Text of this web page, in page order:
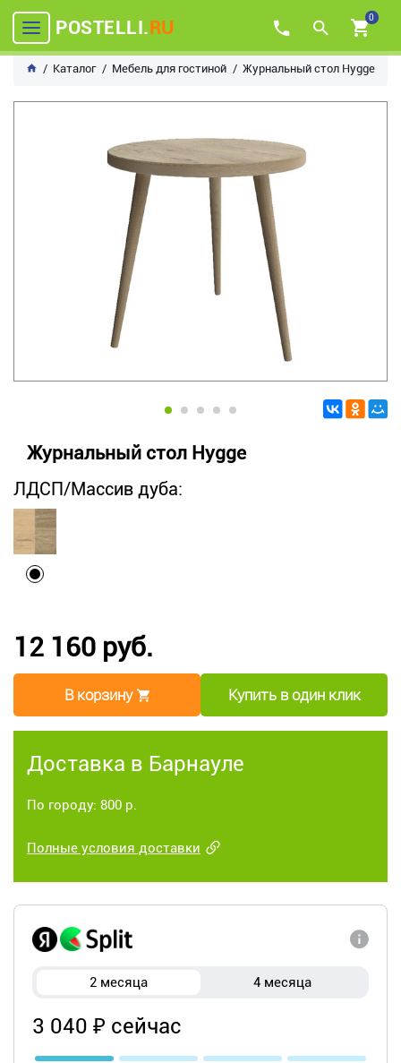
POSTELLI.RU 0
Каталог Мебель для гостиной Журнальный стол Hygge
Журнальный стол Hygge
ЛДСП/Массив дуба:
12 160 руб.
В корзину Купить в один клик
Доставка в Барнауле
По городу: 800 р.
Полные условия доставки
2 месяца 4 месяца
3 040 ₽ сейчас